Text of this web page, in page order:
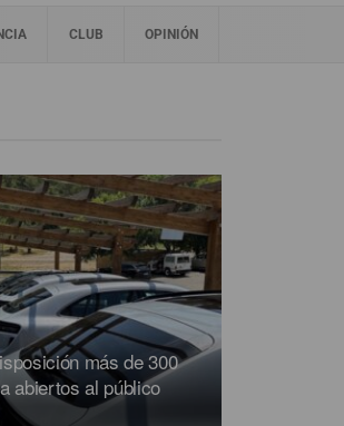
CLUB OPINIÓN
más de 300
abiertos al público